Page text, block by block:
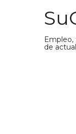
Empleo,
de